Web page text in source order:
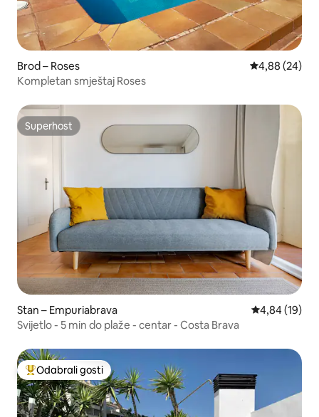
Brod – Roses Prosječna
4,88 (24)
Kompletan smještaj Roses
Superhost
Superhost
Stan – Empuriabrava Prosječna
4,84 (19)
Svijetlo - 5 min do plaže - centar - Costa Brava
Među najviše rangiranima s oznakom „Odabrali gosti”
Odabrali gosti